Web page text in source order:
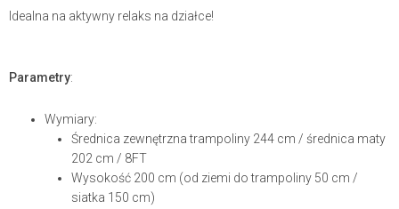
Idealna na aktywny relaks na działce!
Parametry:
Wymiary:
Średnica zewnętrzna trampoliny 244 cm / średnica maty
202 cm / 8FT
Wysokość 200 cm (od ziemi do trampoliny 50 cm /
siatka 150 cm)